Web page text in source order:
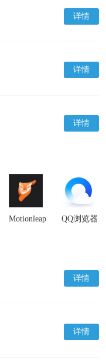
详情
详情
详情
Motionleap QQ浏览器
详情
详情